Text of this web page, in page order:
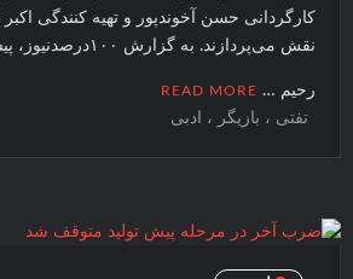
کارگردانی حسن آخوندپور و تهیه کنندگی اکبر
نقش می‌پردازند. به
رحیم … READ MORE
تفتی ، بازیگر ، ادبی